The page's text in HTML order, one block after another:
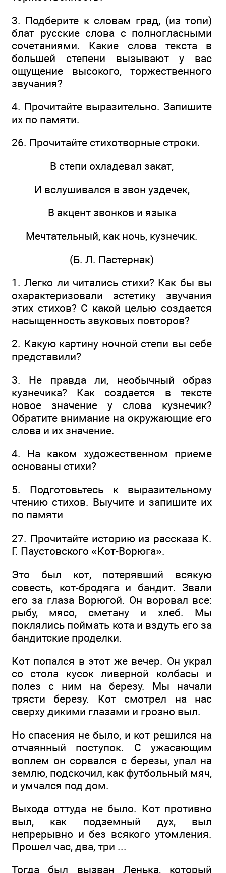
3. Подберите к словам град, (из топи)
блат русские слова с полногласными
сочетаниями. Какие слова текста в
большей степени вызывают у вас
ощущение высокого, торжественного
звучания?
4. Прочитайте выразительно. Запишите
их по памяти.
26. Прочитайте стихотворные строки.
В степи охладевал закат,
И вслушивался в звон уздечек,
В акцент звонков и языка
Мечтательный, как ночь, кузнечик.
(Б. Л. Пастернак)
1. Легко ли читались стихи? Как бы вы
охарактеризовали эстетику звучания
этих стихов? С какой целью создается
насыщенность звуковых повторов?
2. Какую картину ночной степи вы себе
представили?
3. Не правда ли, необычный образ
кузнечика? Как создается в тексте
новое значение у слова кузнечик?
Обратите внимание на окружающие его
слова и их значение.
4. На каком художественном приеме
основаны стихи?
5. Подготовьтесь к выразительному
чтению стихов. Выучите и запишите их
по памяти
27. Прочитайте историю из рассказа К.
Г. Паустовского «Кот-Ворюга».
Это был кот, потерявший всякую
совесть, кот-бродяга и бандит. Звали
его за глаза Ворюгой. Он воровал все:
рыбу, мясо, сметану и хлеб. Мы
поклялись поймать кота и вздуть его за
бандитские проделки.
Кот попался в этот же вечер. Он украл
со стола кусок ливерной колбасы и
полез с ним на березу. Мы начали
трясти березу. Кот смотрел на нас
сверху дикими глазами и грозно выл.
Но спасения не было, и кот решился на
отчаянный поступок. С ужасающим
воплем он сорвался с березы, упал на
землю, подскочил, как футбольный мяч,
и умчался под дом.
Выхода оттуда не было. Кот противно
выл, как подземный дух, выл
непрерывно и без всякого утомления.
Прошел час, два, три ...
Тогда был вызван Ленька, который